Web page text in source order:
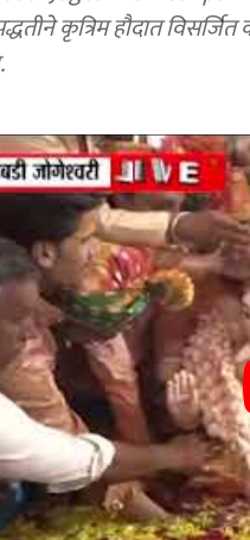
कृत्रिम हौदात